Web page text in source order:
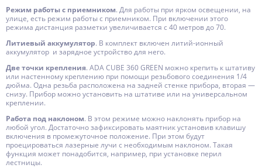
Режим работы с приемником. Для работы при ярком освещении, на
улице, есть режим работы с приемником. При включении этого
режима дистанция разметки увеличивается с 40 метров до 70.
Литиевый аккумулятор. В комплект включен литий-ионный
аккумулятор и зарядное устройство для него.
Две точки крепления. ADA CUBE 360 GREEN можно крепить к штативу
или настенному креплению при помощи резьбового соединения 1/4
дюйма. Одна резьба расположена на задней стенке прибора, вторая —
снизу. Прибор можно установить на штативе или на универсальном
креплении.
Работа под наклоном. В этом режиме можно наклонять прибор на
любой угол. Достаточно зафиксировать маятник установив клавишу
включения в промежуточное положение. При этом будут
проецироваться лазерные лучи с необходимым наклоном. Такая
функция может понадобится, например, при установке перил
лестницы.